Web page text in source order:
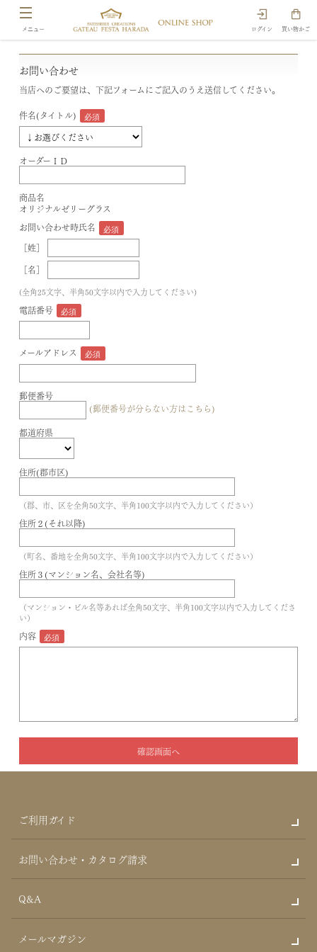
ログイン 買い物かご
お問い合わせ
当店へのご要望は、下記フォームにご記入のうえ送信してください。
件名(タイトル)
オーダーＩＤ
商品名
オリジナルゼリーグラス
お問い合わせ時氏名
［姓］
［名］
(全角25文字、半角50文字以内で入力してください)
電話番号
メールアドレス
郵便番号
(郵便番号が分らない方はこちら)
都道府県
住所(郡市区)
（郡、市、区を全角50文字、半角100文字以内で入力してください）
住所２(それ以降)
（町名、番地を全角50文字、半角100文字以内で入力してください）
住所３(マンション名、会社名等)
（マンション・ビル名等あれば全角50文字、半角100文字以内で入力してくださ
い）
内容
ご利用ガイド
お問い合わせ・カタログ請求
Q&A
メールマガジン